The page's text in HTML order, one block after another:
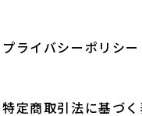
プライバシーポリシー
特定商取引法に基づ